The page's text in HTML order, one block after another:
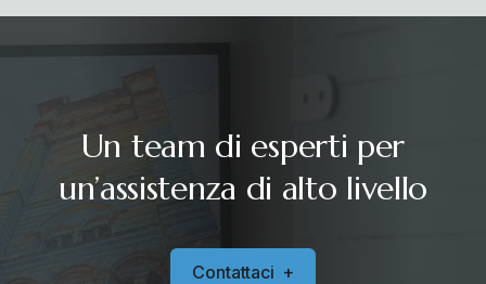
Un team di esperti per
un’assistenza di alto livello
Contattaci +